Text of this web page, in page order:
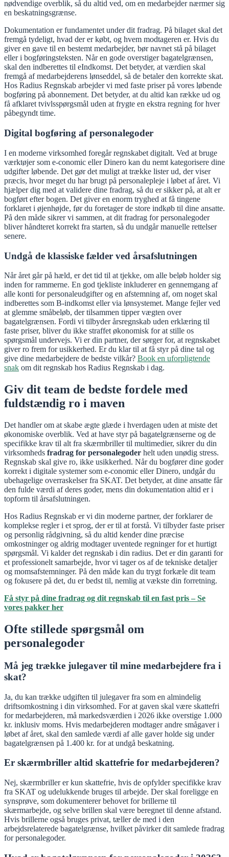
nødvendige overblik, så du altid ved, om en medarbejder nærmer sig
en beskatningsgrænse.
Dokumentation er fundamentet under dit fradrag. På bilaget skal det
fremgå tydeligt, hvad der er købt, og hvem modtageren er. Hvis du
giver en gave til en bestemt medarbejder, bør navnet stå på bilaget
eller i bogføringsteksten. Når en gode overstiger bagatelgrænsen,
skal den indberettes til eIndkomst. Det betyder, at værdien skal
fremgå af medarbejderens lønseddel, så de betaler den korrekte skat.
Hos Radius Regnskab arbejder vi med faste priser på vores løbende
bogføring på abonnement. Det betyder, at du altid kan række ud og
få afklaret tvivlsspørgsmål uden at frygte en ekstra regning for hver
påbegyndt time.
Digital bogføring af personalegoder
I en moderne virksomhed foregår regnskabet digitalt. Ved at bruge
værktøjer som e-conomic eller Dinero kan du nemt kategorisere dine
udgifter løbende. Det gør det muligt at trække lister ud, der viser
præcis, hvor meget du har brugt på personalepleje i løbet af året. Vi
hjælper dig med at validere dine fradrag, så du er sikker på, at alt er
bogført efter bogen. Det giver en enorm tryghed at få tingene
forklaret i øjenhøjde, før du foretager de store indkøb til dine ansatte.
På den måde sikrer vi sammen, at dit fradrag for personalegoder
bliver håndteret korrekt fra starten, så du undgår manuelle rettelser
senere.
Undgå de klassiske fælder ved årsafslutningen
Når året går på hæld, er det tid til at tjekke, om alle beløb holder sig
inden for rammerne. En god tjekliste inkluderer en gennemgang af
alle konti for personaleudgifter og en afstemning af, om noget skal
indberettes som B-indkomst eller via lønsystemet. Mange fejler ved
at glemme småbeløb, der tilsammen tipper vægten over
bagatelgrænsen. Fordi vi tilbyder årsregnskab uden erklæring til
faste priser, bliver du ikke straffet økonomisk for at stille os
spørgsmål undervejs. Vi er din partner, der sørger for, at regnskabet
giver ro frem for usikkerhed. Er du klar til at få styr på dine tal og
give dine medarbejdere de bedste vilkår? Book en uforpligtende
snak om dit regnskab hos Radius Regnskab i dag.
Giv dit team de bedste fordele med
fuldstændig ro i maven
Det handler om at skabe ægte glæde i hverdagen uden at miste det
økonomiske overblik. Ved at have styr på bagatelgrænserne og de
specifikke krav til alt fra skærmbriller til multimedier, sikrer du din
virksomheds fradrag for personalegoder helt uden unødig stress.
Regnskab skal give ro, ikke usikkerhed. Når du bogfører dine goder
korrekt i digitale systemer som e-conomic eller Dinero, undgår du
ubehagelige overraskelser fra SKAT. Det betyder, at dine ansatte får
den fulde værdi af deres goder, mens din dokumentation altid er i
topform til årsafslutningen.
Hos Radius Regnskab er vi din moderne partner, der forklarer de
komplekse regler i et sprog, der er til at forstå. Vi tilbyder faste priser
og personlig rådgivning, så du altid kender dine præcise
omkostninger og aldrig modtager uventede regninger for et hurtigt
spørgsmål. Vi kalder det regnskab i din radius. Det er din garanti for
et professionelt samarbejde, hvor vi tager os af de tekniske detaljer
og momsafstemninger. På den måde kan du trygt forkæle dit team
og fokusere på det, du er bedst til, nemlig at vækste din forretning.
Få styr på dine fradrag og dit regnskab til en fast pris – Se
vores pakker her
Ofte stillede spørgsmål om
personalegoder
Må jeg trække julegaver til mine medarbejdere fra i
skat?
Ja, du kan trække udgiften til julegaver fra som en almindelig
driftsomkostning i din virksomhed. For at gaven skal være skattefri
for medarbejderen, må markedsværdien i 2026 ikke overstige 1.000
kr. inklusiv moms. Hvis medarbejderen modtager andre smågaver i
løbet af året, skal den samlede værdi af alle gaver holde sig under
bagatelgrænsen på 1.400 kr. for at undgå beskatning.
Er skærmbriller altid skattefrie for medarbejderen?
Nej, skærmbriller er kun skattefrie, hvis de opfylder specifikke krav
fra SKAT og udelukkende bruges til arbejde. Der skal foreligge en
synsprøve, som dokumenterer behovet for brillerne til
skærmarbejde, og selve brillen skal være beregnet til denne afstand.
Hvis brillerne også bruges privat, tæller de med i den
arbejdsrelaterede bagatelgrænse, hvilket påvirker dit samlede fradrag
for personalegoder.